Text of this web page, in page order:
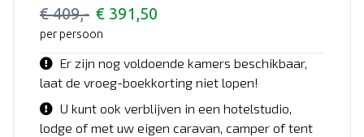
€ 409,- € 391,50
per persoon
Er zijn nog voldoende kamers beschikbaar,
laat de vroeg-boekkorting niet lopen!
U kunt ook verblijven in een hotelstudio,
lodge of met uw eigen caravan, camper of tent